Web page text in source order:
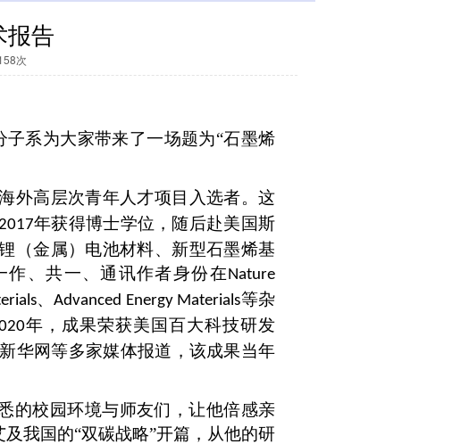
告
次
系为大家带来了一场题为“石墨烯
外高层次青年人才项目入选者。这
年获得博士学位，随后赴美国斯
（金属）电池材料、新型石墨烯基
作、共一、通讯作者身份在Nature
、Advanced Energy Materials等杂
年，成果荣获美国百大科技研发
华网等多家媒体报道，该成果当年
的校园环境与师友们，让他倍感亲
及我国的“双碳战略”开篇，从他的研